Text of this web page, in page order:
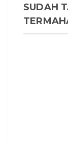
SUDAH